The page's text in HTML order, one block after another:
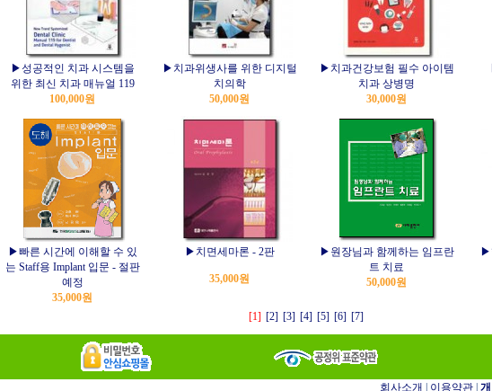
▶성공적인 치과 시스템을
위한 최신 치과 매뉴얼 119
100,000원
▶치과위생사를 위한 디지털
치의학
50,000원
▶치과건강보험 필수 아이템
치과 상병명
30,000원
▶빠른 시간에 이해할 수 있
는 Staff용 Implant 입문 - 절판
예정
35,000원
▶치면세마론 - 2판
35,000원
▶원장님과 함께하는 임프란
트 치료
50,000원
▶
[1] [2] [3] [4] [5] [6] [7]
회사소개 이용약관